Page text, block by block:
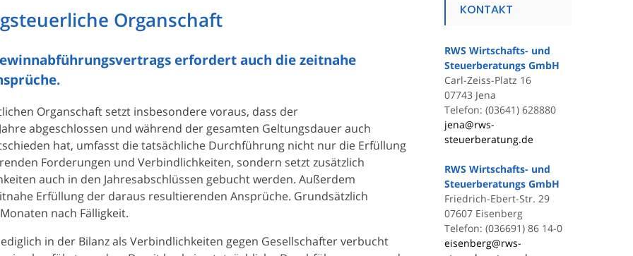
Organschaft
erfordert auch die zeitnahe
Organschaft setzt insbesondere voraus, dass der
abgeschlossen und während der gesamten Geltungsdauer auch
hat, umfasst die tatsächliche Durchführung nicht nur die Erfüllung
Forderungen und Verbindlichkeiten, sondern setzt zusätzlich
auch in den Jahresabschlüssen gebucht werden. Außerdem
Erfüllung der daraus resultierenden Ansprüche. Grundsätzlich
nach Fälligkeit.
in der Bilanz als Verbindlichkeiten gegen Gesellschafter verbucht
KONTAKT
RWS Wirtschafts- und
Steuerberatungs GmbH
Carl-Zeiss-Platz 16
07743 Jena
Telefon: (03641) 628880
jena@rws-
steuerberatung.de
RWS Wirtschafts- und
Steuerberatungs GmbH
Friedrich-Ebert-Str. 29
07607 Eisenberg
Telefon: (036691) 86 14-0
eisenberg@rws-